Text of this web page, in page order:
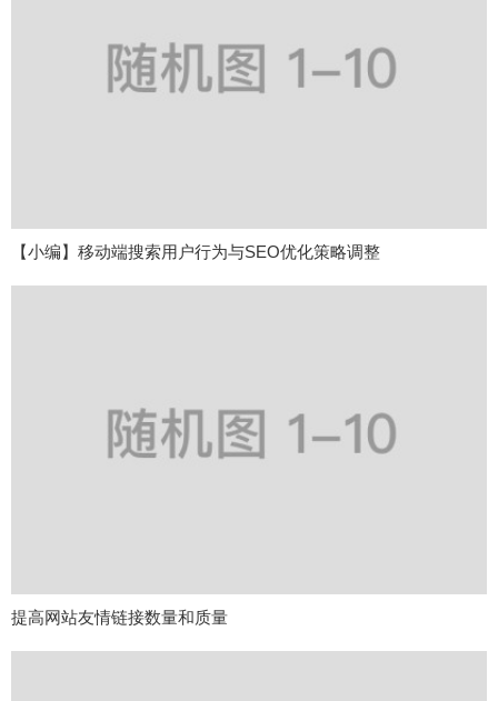
【小编】移动端搜索用户行为与SEO优化策略调整
提高网站友情链接数量和质量